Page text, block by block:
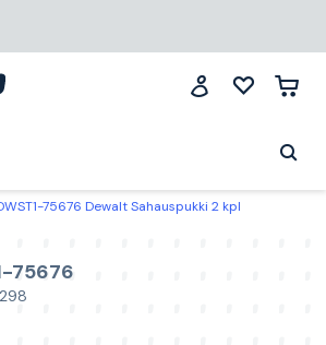
75676 Dewalt Sahauspukki 2 kpl
75676